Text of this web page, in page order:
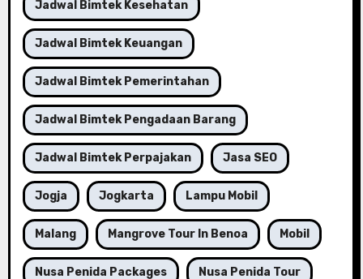
Jadwal Bimtek Kesehatan
Jadwal Bimtek Keuangan
Jadwal Bimtek Pemerintahan
Jadwal Bimtek Pengadaan Barang
Jadwal Bimtek Perpajakan Jasa SEO
Jogja Jogkarta Lampu Mobil
Malang Mangrove Tour In Benoa Mobil
Nusa Penida Packages Nusa Penida Tour